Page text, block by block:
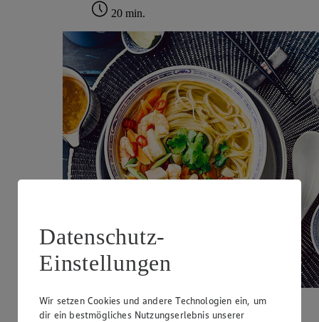
20 min.
Pho-Suppe mit Pangasius
Datenschutz-
Einstellungen
Wir setzen Cookies und andere Technologien ein, um
dir ein bestmögliches Nutzungserlebnis unserer